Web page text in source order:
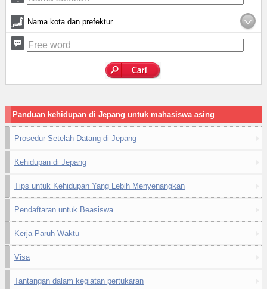
Nama kota dan prefektur
Panduan kehidupan di Jepang untuk mahasiswa asing
Prosedur Setelah Datang di Jepang
Kehidupan di Jepang
Tips untuk Kehidupan Yang Lebih Menyenangkan
Pendaftaran untuk Beasiswa
Kerja Paruh Waktu
Visa
Tantangan dalam kegiatan pertukaran